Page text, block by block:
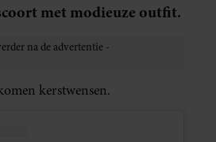
met modieuze outfit.
kerstwensen.